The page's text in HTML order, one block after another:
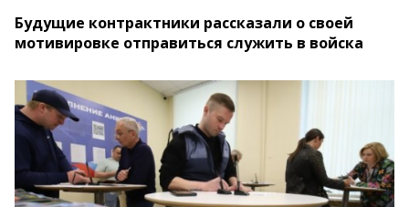
Будущие контрактники рассказали о своей
мотивировке отправиться служить в войска